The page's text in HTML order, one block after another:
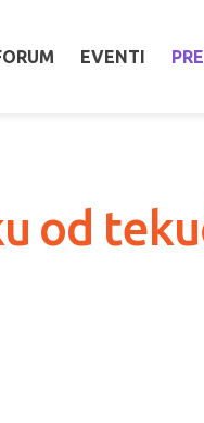
EVENTI
od